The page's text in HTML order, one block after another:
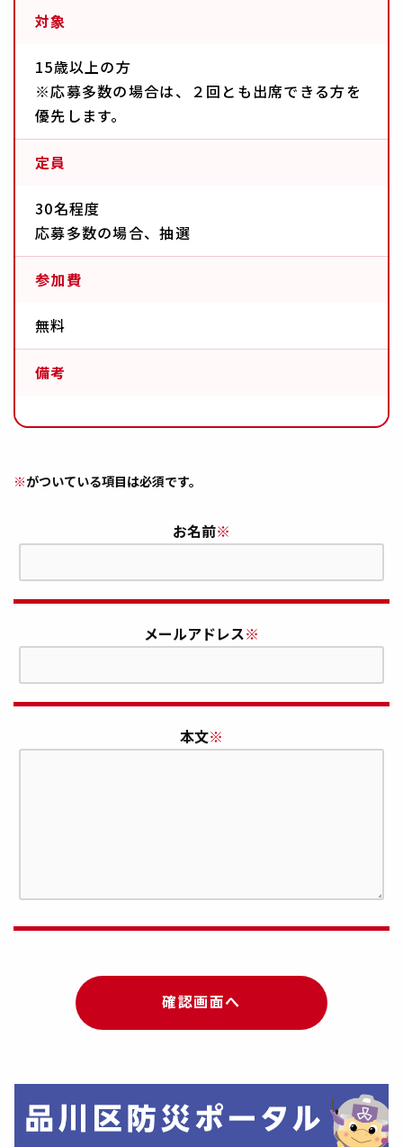
対象
15歳以上の方
※応募多数の場合は、２回とも出席できる方を
優先します。
定員
30名程度
応募多数の場合、抽選
参加費
無料
備考
※がついている項目は必須です。
お名前※
メールアドレス※
本文※